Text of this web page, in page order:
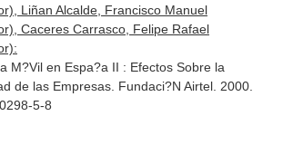
Liñan Alcalde, Francisco Manuel
Caceres Carrasco, Felipe Rafael
M?Vil en Espa?a II : Efectos Sobre la
de las Empresas. Fundaci?N Airtel. 2000.
5-8